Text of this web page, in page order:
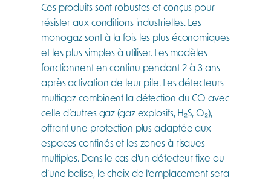
Ces produits sont robustes et conçus pour
résister aux conditions industrielles. Les
monogaz sont à la fois les plus économiques
et les plus simples à utiliser. Les modèles
fonctionnent en continu pendant 2 à 3 ans
après activation de leur pile. Les détecteurs
multigaz combinent la détection du CO avec
celle d’autres gaz (gaz explosifs, H₂S, O₂),
offrant une protection plus adaptée aux
espaces confinés et les zones à risques
multiples. Dans le cas d’un détecteur fixe ou
d’une balise, le choix de l’emplacement sera